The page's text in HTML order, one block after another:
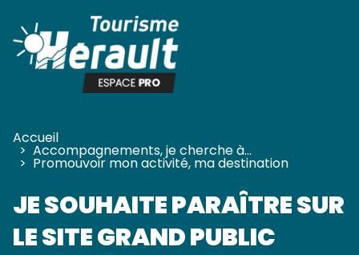
Accueil
> Accompagnements, je cherche à…
> Promouvoir mon activité, ma destination
JE SOUHAITE PARAÎTRE SUR
LE SITE GRAND PUBLIC